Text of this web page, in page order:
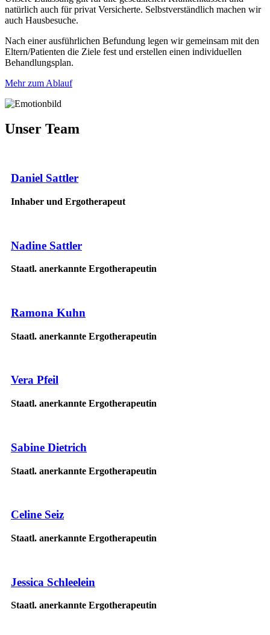
natürlich auch für privat Versicherte. Selbstverständlich machen wir
auch Hausbesuche.
Nach einer ausführlichen Befundung legen wir gemeinsam mit den
Eltern/Patienten die Ziele fest und erstellen einen individuellen
Behandlungsplan.
Mehr zum Ablauf
Unser Team
Daniel Sattler
Inhaber und Ergotherapeut
Nadine Sattler
Staatl. anerkannte Ergotherapeutin
Ramona Kuhn
Staatl. anerkannte Ergotherapeutin
Vera Pfeil
Staatl. anerkannte Ergotherapeutin
Sabine Dietrich
Staatl. anerkannte Ergotherapeutin
Celine Seiz
Staatl. anerkannte Ergotherapeutin
Jessica Schleelein
Staatl. anerkannte Ergotherapeutin